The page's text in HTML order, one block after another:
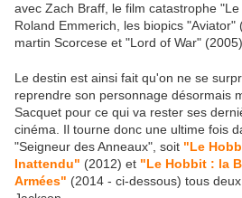
avec Zach Braff, le film catastrophe
Roland Emmerich, les biopics
martin Scorcese et "Lord of War"
Le destin est ainsi fait qu'on ne se
reprendre son personnage désormais
Sacquet pour ce qui va rester ses
cinéma. Il tourne donc une ultime fois
"Seigneur des Anneaux", soit "Le
Inattendu" (2012) et "Le Hobbit : la
Armées" (2014 - ci-dessous) tous